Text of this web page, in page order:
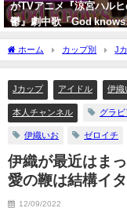
乃】21歳、音乃パイセン
な挑戦ーOtono Sakurai
12月20日） | 週プレ
英社 週刊プレイボーイ
より
12/20/2023
ホーム カップ別 J
の愛の鞭は結構イタいさんよ
Jカップ アイドル 伊織
本人チャンネル グラビ
伊織いお ゼロイチ
伊織が最近はま
愛の鞭は結構イ
12/09/2022